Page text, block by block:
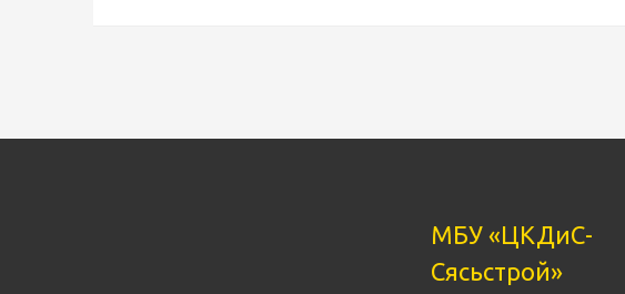
МБУ «ЦКДиС-
Сясьстрой»